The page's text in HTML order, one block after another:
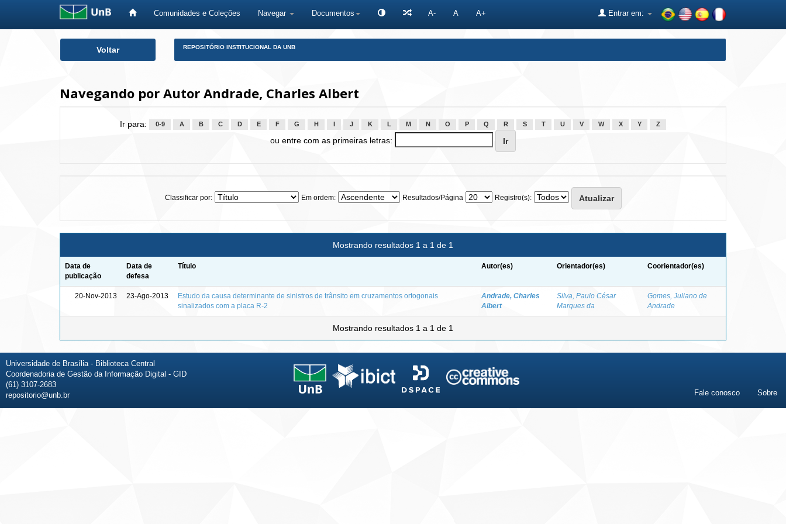
Comunidades e Coleções Navegar Documentos A- A A+ Entrar em:
Voltar REPOSITÓRIO INSTITUCIONAL DA UNB
Navegando por Autor Andrade, Charles Albert
Ir para: 0-9 A B C D E F G H J K L M N O P Q R S T U V W X Y Z
ou entre com as primeiras letras:
Classificar por: Em ordem: Resultados/Página Registro(s):
Mostrando resultados 1 a 1 de 1
Data de
publicação
Data de
defesa
Título Autor(es) Orientador(es) Coorientador(es)
20-Nov-2013 23-Ago-2013
Estudo da causa determinante de sinistros de trânsito em cruzamentos ortogonais
sinalizados com a placa R-2
Andrade, Charles
Albert
Silva, Paulo César
Marques da
Gomes, Juliano de
Andrade
Mostrando resultados 1 a 1 de 1
Universidade de Brasília - Biblioteca Central
Coordenadoria de Gestão da Informação Digital - GID
(61) 3107-2683
repositorio@unb.br
Fale conosco Sobre